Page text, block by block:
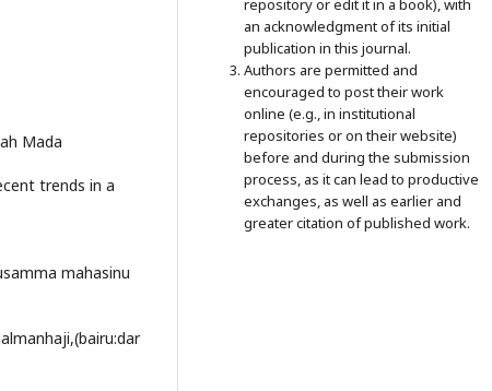
Mada
trends in a
mahasinu
repository or edit it in a book), with
an acknowledgment of its initial
publication in this journal.
Authors are permitted and
encouraged to post their work
online (e.g., in institutional
repositories or on their website)
before and during the submission
process, as it can lead to productive
exchanges, as well as earlier and
greater citation of published work.